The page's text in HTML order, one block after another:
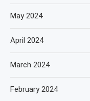
May 2024
April 2024
March 2024
February 2024